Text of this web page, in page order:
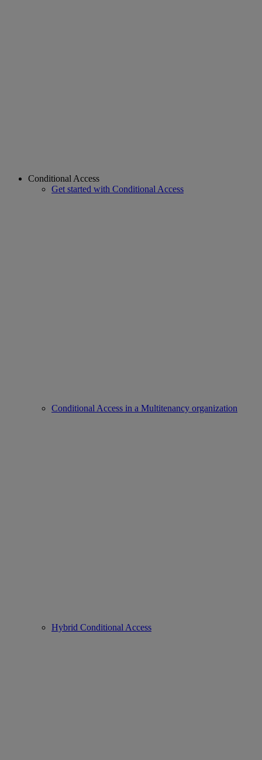
Conditional Access
Get started with Conditional Access
Conditional Access in a Multitenancy organization
Hybrid Conditional Access